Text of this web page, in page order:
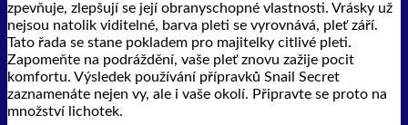
zpevňuje, zlepšují se její obranyschopné vlastnosti. Vrásky už
nejsou natolik viditelné, barva pleti se vyrovnává, pleť září.
Tato řada se stane pokladem pro majitelky citlivé pleti.
Zapomeňte na podráždění, vaše pleť znovu zažije pocit
komfortu. Výsledek používání přípravků Snail Secret
zaznamenáte nejen vy, ale i vaše okolí. Připravte se proto na
množství lichotek.